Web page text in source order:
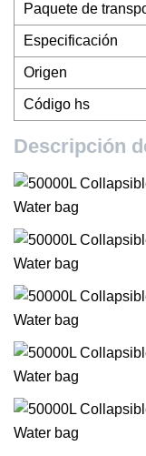
Paquete de
Especificación
Origen
Código hs
Descripción